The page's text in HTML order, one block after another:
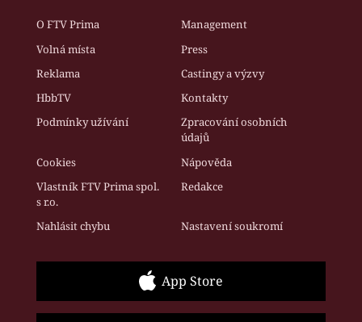
O FTV Prima
Management
Volná místa
Press
Reklama
Castingy a výzvy
HbbTV
Kontakty
Podmínky užívání
Zpracování osobních
údajů
Cookies
Nápověda
Vlastník FTV Prima spol.
s r.o.
Redakce
Nahlásit chybu Nastavení soukromí
App Store